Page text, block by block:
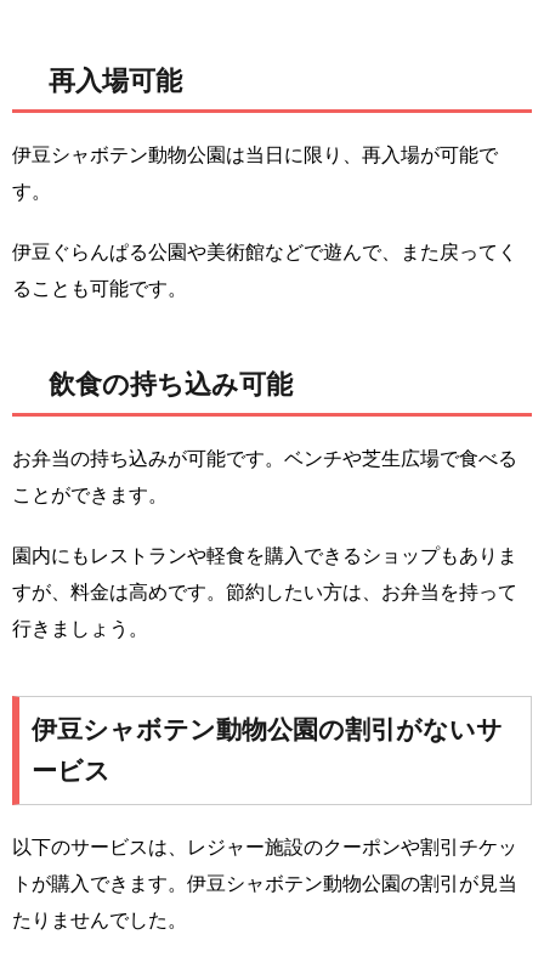
再入場可能
伊豆シャボテン動物公園は当日に限り、再入場が可能で
す。
伊豆ぐらんぱる公園や美術館などで遊んで、また戻ってく
ることも可能です。
飲食の持ち込み可能
お弁当の持ち込みが可能です。ベンチや芝生広場で食べる
ことができます。
園内にもレストランや軽食を購入できるショップもありま
すが、料金は高めです。節約したい方は、お弁当を持って
行きましょう。
伊豆シャボテン動物公園の割引がないサ
ービス
以下のサービスは、レジャー施設のクーポンや割引チケッ
トが購入できます。伊豆シャボテン動物公園の割引が見当
たりませんでした。